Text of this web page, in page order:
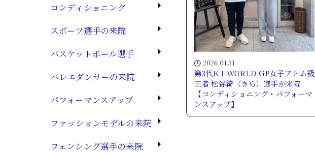
2026.01.31
第3代K-1 WORLD GP女子アトム級
王者 松谷綺（きら）選手が来院
【コンディショニング・パフォーマ
ンスアップ】
コンディショニング
スポーツ選手の来院
バスケットボール選手
バレエダンサーの来院
パフォーマンスアップ
ファッションモデルの来院
フェンシング選手の来院